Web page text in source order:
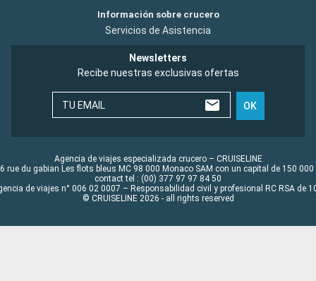
Información sobre crucero
Servicios de Asistencia
Newsletters
Recibe nuestras exclusivas ofertas
TU EMAIL OK
Agencia de viajes especializada crucero – CRUISELINE
rue du gabian Les flots bleus MC 98 000 Monaco SAM con un capital de 150 000
contact tel : (00) 377 97 97 84 50
de viajes n° 006 02 0007 – Responsabilidad civil y profesional RC RSA de
© CRUISELINE 2026 - all rights reserved